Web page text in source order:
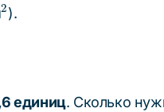
^2
2).
единиц. Сколько